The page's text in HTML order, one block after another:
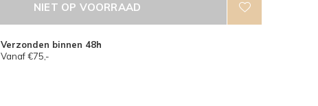
NIET OP VOORRAAD
Verzonden binnen 48h
Vanaf €75,-